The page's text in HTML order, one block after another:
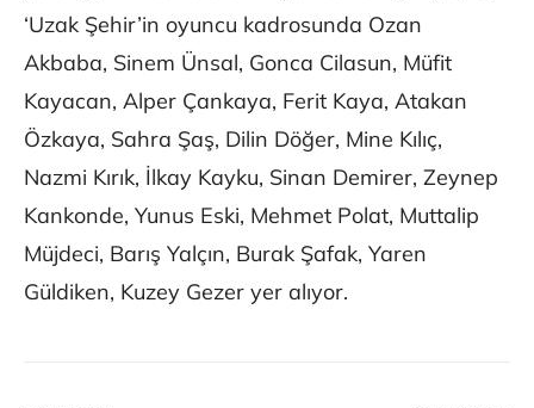
‘Uzak Şehir’in oyuncu kadrosunda Ozan
Akbaba, Sinem Ünsal, Gonca Cilasun, Müfit
Kayacan, Alper Çankaya, Ferit Kaya, Atakan
Özkaya, Sahra Şaş, Dilin Döğer, Mine Kılıç,
Nazmi Kırık, İlkay Kayku, Sinan Demirer, Zeynep
Kankonde, Yunus Eski, Mehmet Polat, Muttalip
Müjdeci, Barış Yalçın, Burak Şafak, Yaren
Güldiken, Kuzey Gezer yer alıyor.